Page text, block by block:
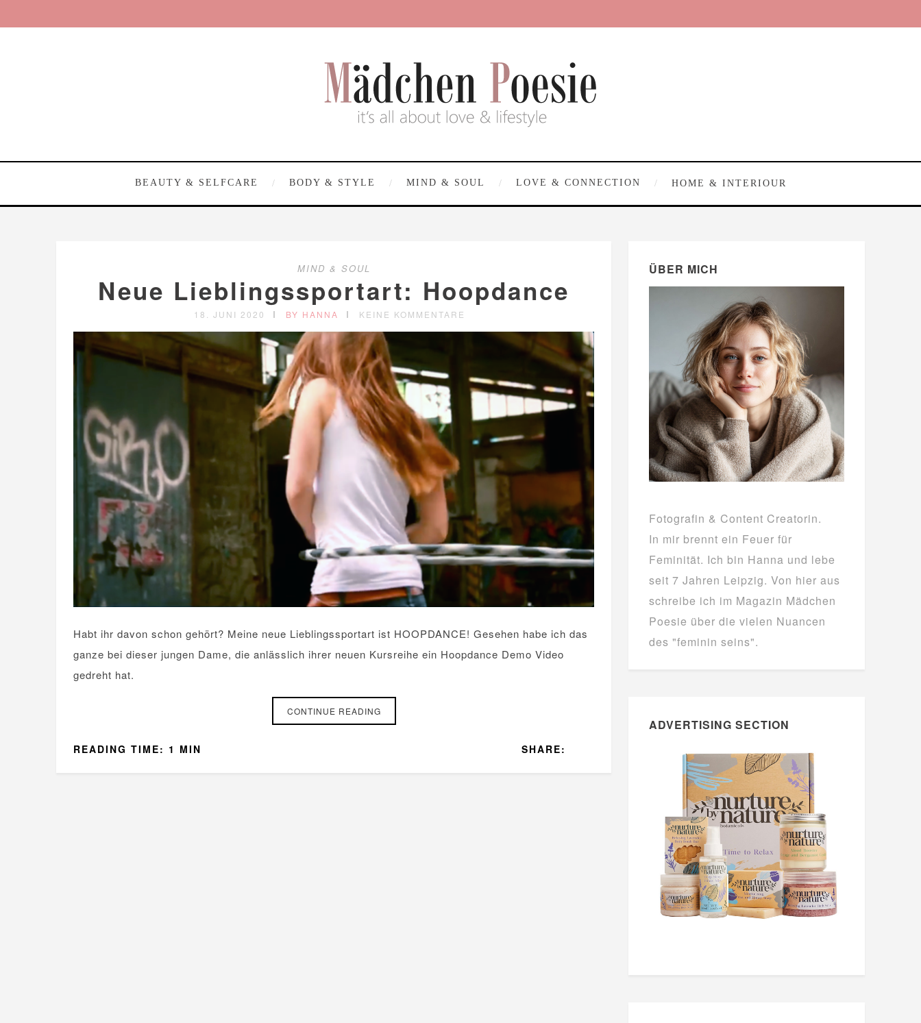
BEAUTY & SELFCARE BODY & STYLE MIND & SOUL LOVE & CONNECTION HOME & INTERIOUR
MIND & SOUL
Neue Lieblingssportart: Hoopdance
18. JUNI 2020 BY HANNA KEINE KOMMENTARE
Habt ihr davon schon gehört? Meine neue Lieblingssportart ist HOOPDANCE! Gesehen habe ich das
ganze bei dieser jungen Dame, die anlässlich ihrer neuen Kursreihe ein Hoopdance Demo Video
gedreht hat.
CONTINUE READING
SHARE:
READING TIME: 1 MIN
ÜBER MICH
Fotografin & Content Creatorin.
In mir brennt ein Feuer für
Feminität. Ich bin Hanna und lebe
seit 7 Jahren Leipzig. Von hier aus
schreibe ich im Magazin Mädchen
Poesie über die vielen Nuancen
des "feminin seins".
ADVERTISING SECTION